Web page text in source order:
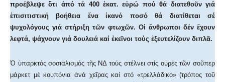
προέβλεψε ὅτι ἀπό τά 400 ἑκατ. εὐρώ πού θά διατεθοῦν γιά
ἐπισιτιστική βοήθεια ἕνα ἱκανό ποσό θά διατίθεται σέ
ψυχολόγους γιά στήριξη τῶν φτωχῶν. Οἱ ἄνθρωποι δέν ἔχουν
λεφτά, ψάχνουν γιά δουλειά καί ἐκεῖνοι τούς ἐξευτελίζουν διπλᾶ.
Ὁ ὑπαρκτός σοσιαλισμός τῆς ΝΔ τούς στέλνει στίς οὐρές τῶν σοῦπερ
μάρκετ μέ κουπόνια ἀνά χεῖρας καί στό «τρελλάδικο» (τρόπος τοῦ